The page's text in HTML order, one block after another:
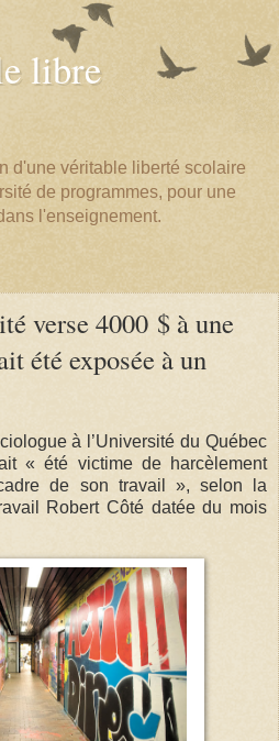
libre
d'une véritable liberté scolaire
de programmes, pour une
l'enseignement.
verse 4000 $ à une
été exposée à un
à l’Université du Québec
« été victime de harcèlement
de son travail », selon la
Robert Côté datée du mois